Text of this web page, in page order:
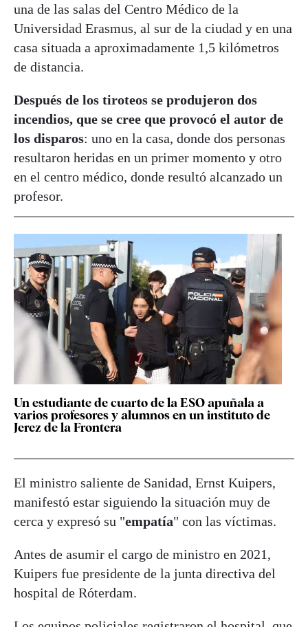
una de las salas del Centro Médico de la
Universidad Erasmus, al sur de la ciudad y en una
casa situada a aproximadamente 1,5 kilómetros
de distancia.
Después de los tiroteos se produjeron dos
incendios, que se cree que provocó el autor de
los disparos: uno en la casa, donde dos personas
resultaron heridas en un primer momento y otro
en el centro médico, donde resultó alcanzado un
profesor.
Un estudiante de cuarto de la ESO apuñala a
varios profesores y alumnos en un instituto de
Jerez de la Frontera
El ministro saliente de Sanidad, Ernst Kuipers,
manifestó estar siguiendo la situación muy de
cerca y expresó su "empatía" con las víctimas.
Antes de asumir el cargo de ministro en 2021,
Kuipers fue presidente de la junta directiva del
hospital de Róterdam.